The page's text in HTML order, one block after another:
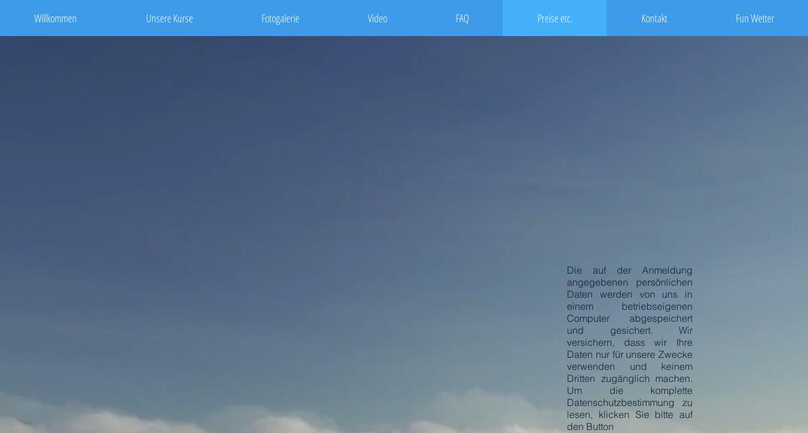
Willkommen Unsere Kurse Fotogalerie Video FAQ Preise etc. Kontakt Fun Wetter
Die auf der Anmeldung
angegebenen persönlichen
Daten werden von uns in
einem betriebseigenen
Computer abgespeichert
und gesichert. Wir
versichern, dass wir Ihre
Daten nur für unsere Zwecke
verwenden und keinem
Dritten zugänglich machen.
Um die komplette
Datenschutzbestimmung zu
lesen, klicken Sie bitte auf
den Button